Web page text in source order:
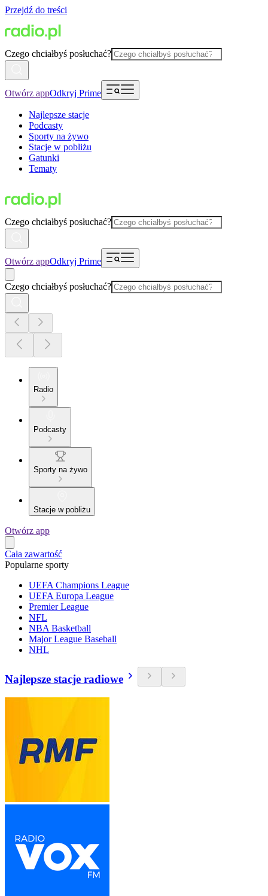
Przejdź do treści
Czego chciałbyś posłuchać?
Otwórz appOdkryj Prime
Najlepsze stacje
Podcasty
Sporty na żywo
Stacje w pobliżu
Gatunki
Tematy
Czego chciałbyś posłuchać?
Otwórz appOdkryj Prime
Czego chciałbyś posłuchać?
Radio
Podcasty
Sporty na żywo
Stacje w pobliżu
Otwórz app
Cała zawartość
Popularne sporty
UEFA Champions League
UEFA Europa League
Premier League
NFL
NBA Basketball
Major League Baseball
NHL
Najlepsze stacje radiowe